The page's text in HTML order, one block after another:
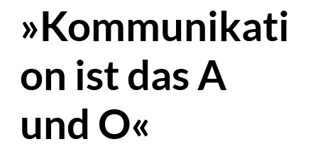
»Kommunikati
on ist das A
und O«